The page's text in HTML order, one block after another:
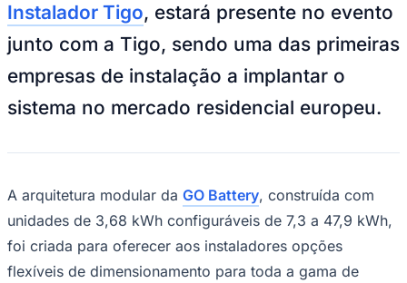
Instalador Tigo, estará presente no evento
junto com a Tigo, sendo uma das primeiras
empresas de instalação a implantar o
sistema no mercado residencial europeu.
A arquitetura modular da GO Battery, construída com
unidades de 3,68 kWh configuráveis ​​de 7,3 a 47,9 kWh,
foi criada para oferecer aos instaladores opções
flexíveis de dimensionamento para toda a gama de